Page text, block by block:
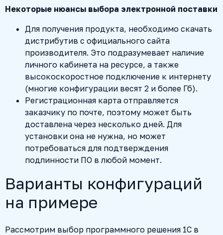
Некоторые нюансы выбора электронной поставки
Для получения продукта, необходимо скачать
дистрибутив с официального сайта
производителя. Это подразумевает наличие
личного кабинета на ресурсе, а также
высокоскоростное подключение к интернету
(многие конфигурации весят 2 и более Гб).
Регистрационная карта отправляется
заказчику по почте, поэтому может быть
доставлена через несколько дней. Для
установки она не нужна, но может
потребоваться для подтверждения
подлинности ПО в любой момент.
Варианты конфигураций
на примере
Рассмотрим выбор программного решения 1С в